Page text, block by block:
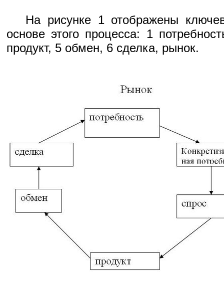
На рисунке 1 отображены
основе этого процесса: 1
продукт, 5 обмен, 6 сделка, рынок.